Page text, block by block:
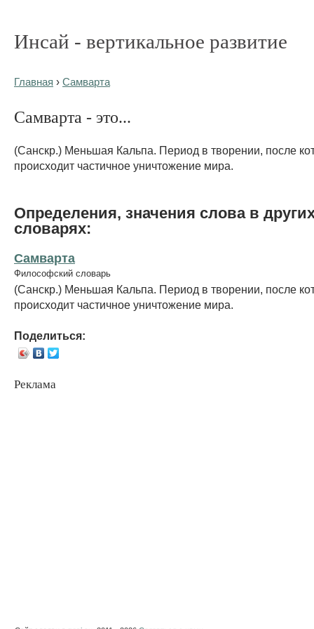
Инсай - вертикальное развитие
Главная › Самварта
Самварта - это...
(Санскр.) Меньшая Кальпа. Период в творении, после
происходит частичное уничтожение мира.
Определения, значения слова в
словарях:
Самварта
Философский словарь
(Санскр.) Меньшая Кальпа. Период в творении, после
происходит частичное уничтожение мира.
Поделиться:
Реклама